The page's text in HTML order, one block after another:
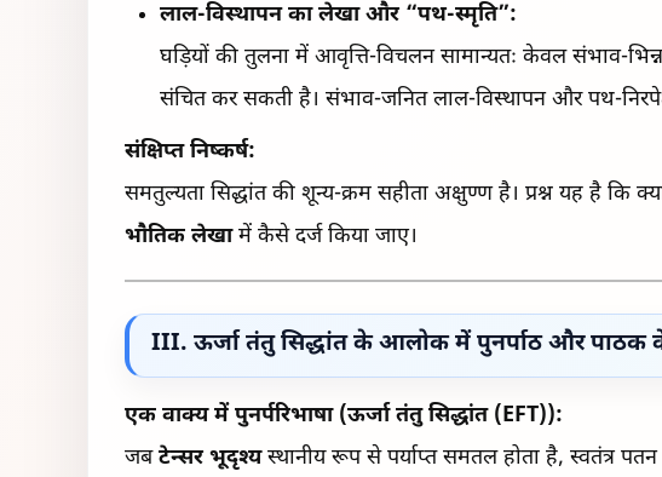
लाल-विस्थापन का लेखा और “पथ-स्मृति”:
घड़ियों की तुलना में आवृत्ति-विचलन सामान्यतः केवल संभाव-
संचित कर सकती है। संभाव-जनित लाल-विस्थापन और पथ-
संक्षिप्त निष्कर्ष:
समतुल्यता सिद्धांत की शून्य-क्रम सहीता अक्षुण्ण है। प्रश्न यह है कि
भौतिक लेखामें कैसे दर्ज किया जाए।
III. ऊर्जा तंतु सिद्धांत के आलोक में पुनर्पाठ और पाठक
एक वाक्य में पुनर्परिभाषा (ऊर्जा तंतु सिद्धांत (EFT)):
जबटेन्सर भूदृश्यस्थानीय रूप से पर्याप्त समतल होता है, स्वतंत्र